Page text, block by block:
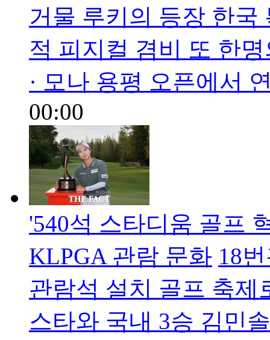
거물 루키의 등장 한국
적 피지컬 겸비 또 한
· 모나 용평 오픈에서
00:00
'540석 스타디움 골프
KLPGA 관람 문화 18
관람석 설치 골프 축제
스타와 국내 3승 김민